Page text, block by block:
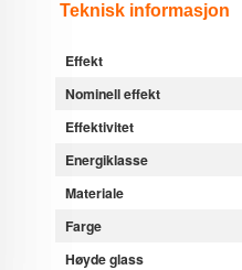
Teknisk informasjon
Effekt
Nominell effekt
Effektivitet
Energiklasse
Materiale
Farge
Høyde glass